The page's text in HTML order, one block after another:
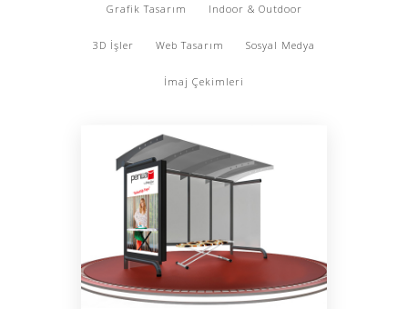
Grafik Tasarım Indoor & Outdoor
3D İşler Web Tasarım Sosyal Medya
İmaj Çekimleri